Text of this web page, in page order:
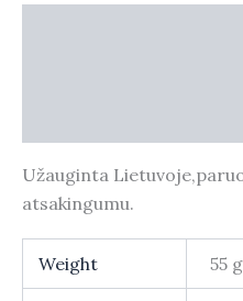
Užauginta
atsakingumu.
Weight 55 g